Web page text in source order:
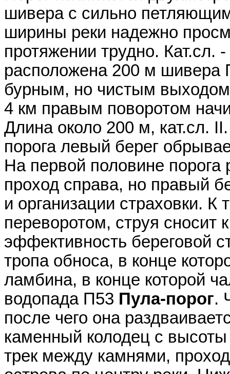
шивера с сильно
ширины реки надежно
протяжении трудно. Кат.сл.
расположена 200 м шивера
бурным, но чистым
4 км правым поворотом
Длина около 200 м, кат.сл.
порога левый берег
На первой половине
проход справа, но правый
и организации страховки.
переворотом, струя сносит
эффективность береговой
тропа обноса, в конце
ламбина, в конце которой
водопада П53 Пула-порог.
после чего она
каменный колодец с
трек между камнями,